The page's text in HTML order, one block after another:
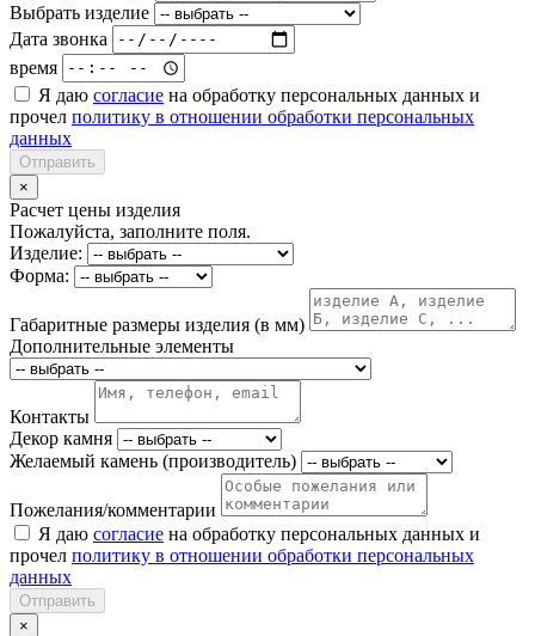
Выбрать изделие
Дата звонка
время
Я даю согласие на обработку персональных данных и
прочел политику в отношении обработки персональных
данных
Отправить
×
Расчет цены изделия
Пожалуйста, заполните поля.
Изделие:
Форма:
Габаритные размеры изделия (в мм)
Дополнительные элементы
Контакты
Декор камня
Желаемый камень (производитель)
Пожелания/комментарии
Я даю согласие на обработку персональных данных и
прочел политику в отношении обработки персональных
данных
Отправить
×